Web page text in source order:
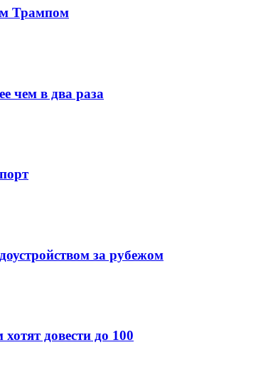
Трампом
чем в два раза
за рубежом
довести до 100